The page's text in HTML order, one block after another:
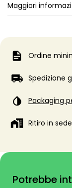
Maggiori
Ordine
Spedizione
Packaging
Ritiro in sede
Potrebbe